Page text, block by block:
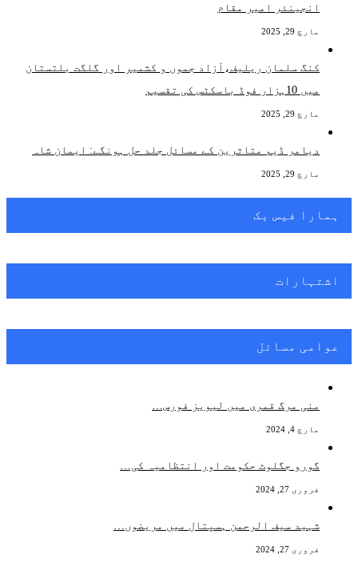
انجینئر امیر مقام
مارچ 29, 2025
کنگ سلمان ریلیف،آزاد جموں و کشمیر اور گلگت بلتستان
میں 10ہزار فوڈ باسکٹس کی تقسیم
مارچ 29, 2025
دیامر ڈیم متاثرین کے مسائل جلد حل ہونگے: ایمان شاہ
مارچ 29, 2025
ہمارا فیس بک
اشتہارات
عوامی مسائل
منی مرگ قمری میں لیویز فورس…
مارچ 4, 2024
گورو جگلوٹ حکومت اور انتظامیہ کی…
فروری 27, 2024
شہید سیف الرحمن ہسپتال میں مریضوں…
فروری 27, 2024